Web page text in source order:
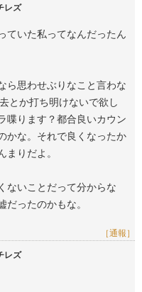
レズ
ていた私ってなんだったん
ら思わせぶりなこと言わな
とか打ち明けないで欲し
喋ります？都合良いカウン
かな。それで良くなったか
まりだよ。
ないことだって分からな
ったのかもな。
［通報］
レズ